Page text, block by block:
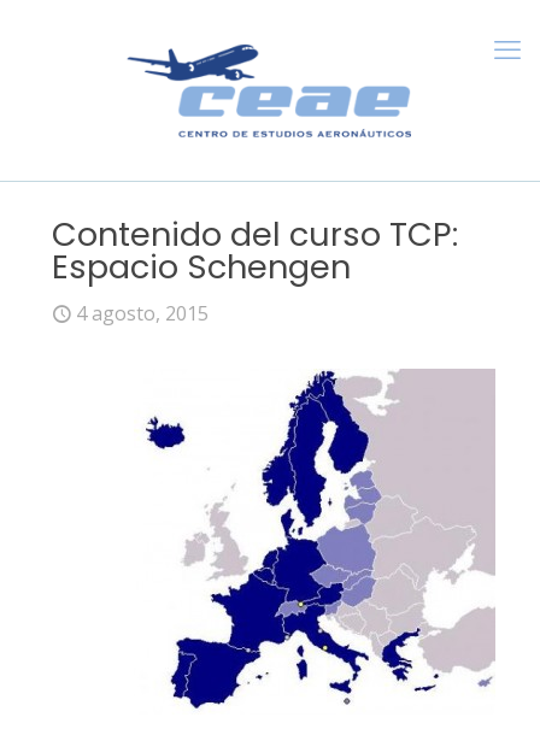
Contenido del curso TCP:
Espacio Schengen
4 agosto, 2015